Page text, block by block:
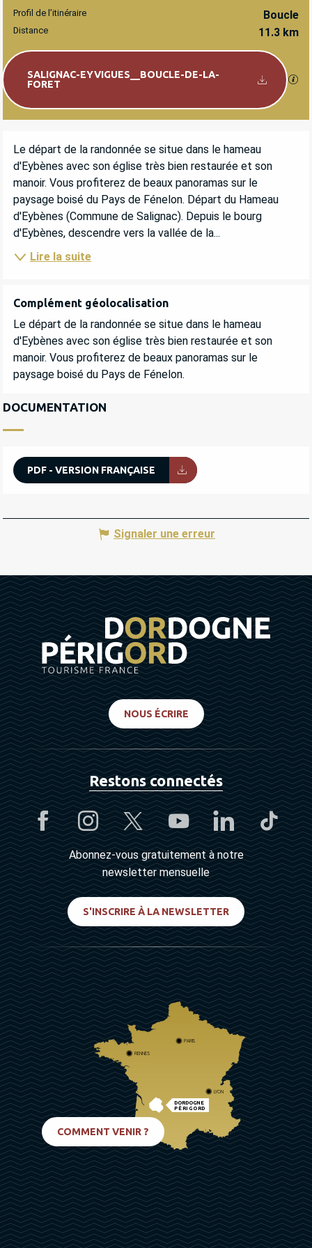
Profil de l’itinéraire Boucle
Distance 11.3 km
Documentation
SALIGNAC-EYVIGUES__BOUCLE-DE-LA-
FORET
DESCRIPTION
Le départ de la randonnée se situe dans le hameau
d'Eybènes avec son église très bien restaurée et son
manoir. Vous profiterez de beaux panoramas sur le
paysage boisé du Pays de Fénelon. Départ du Hameau
d'Eybènes (Commune de Salignac). Depuis le bourg
d'Eybènes, descendre vers la vallée de la...
Lire la suite
Complément géolocalisation
Complément géolocalisation
Le départ de la randonnée se situe dans le hameau
d'Eybènes avec son église très bien restaurée et son
manoir. Vous profiterez de beaux panoramas sur le
paysage boisé du Pays de Fénelon.
DOCUMENTATION
PDF - VERSION FRANÇAISE
Signaler une erreur
NOUS ÉCRIRE
Restons connectés
Abonnez-vous gratuitement à notre
newsletter mensuelle
S'INSCRIRE À LA NEWSLETTER
DORDOGNE
PÉRIGORD
PARIS
RENNES
LYON
COMMENT VENIR ?